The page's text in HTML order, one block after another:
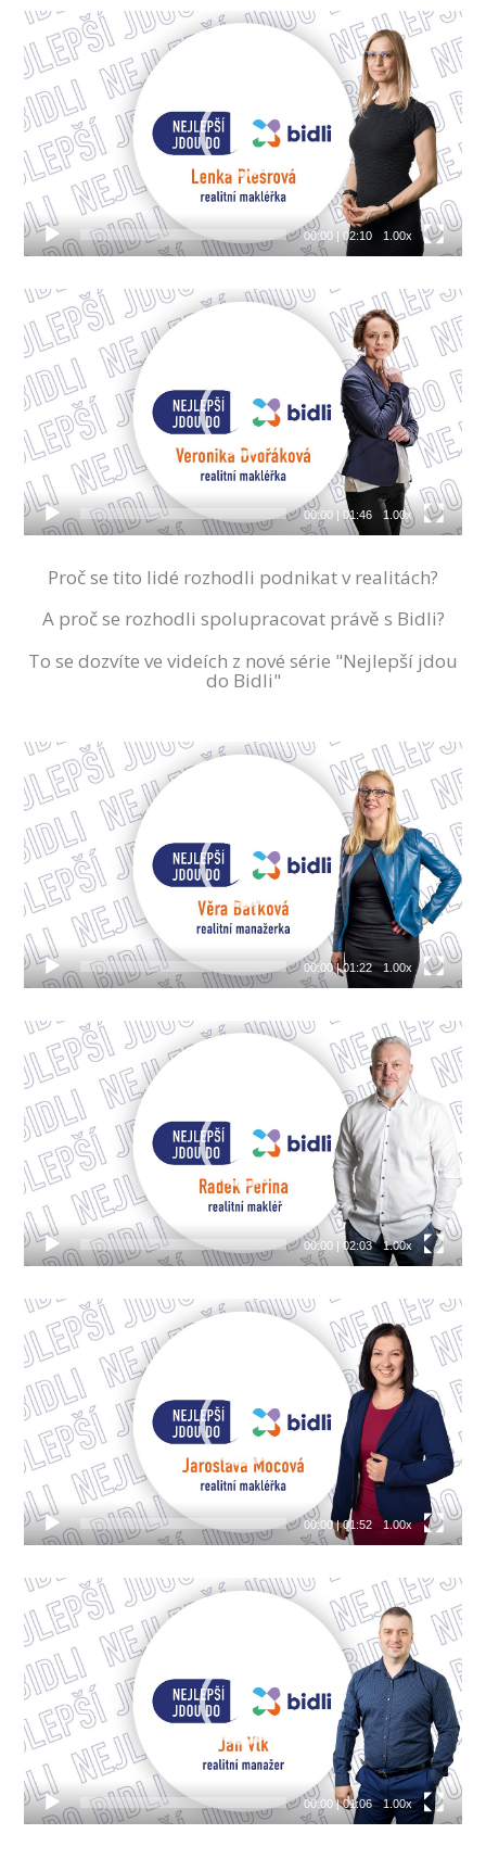
Video
přehrávač
00:00| 02:10 1.00x
Video
přehrávač
00:00| 01:46 1.00x
Proč se tito lidé rozhodli podnikat v realitách?
A proč se rozhodli spolupracovat právě s Bidli?
To se dozvíte ve videích z nové série "Nejlepší jdou
do Bidli"
Video
přehrávač
00:00|01:22 1.00x
Video
přehrávač
00:00| 02:03 1.00x
Video
přehrávač
00:00|01:52 1.00x
Video
přehrávač
00:00|01:06 1.00x